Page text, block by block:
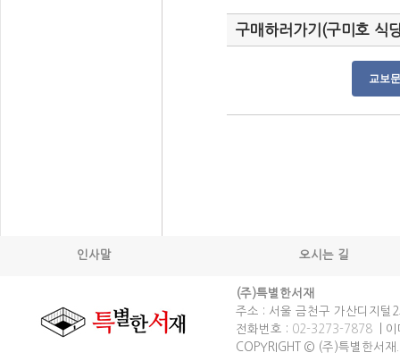
구매하러가기(구미호 식
인사말 오시는 길
(주)특별한서재
주소 : 서울 금천구 가산디지
전화번호 : 02-3273-7878 | 이
COPYRIGHT © (주)특별한서